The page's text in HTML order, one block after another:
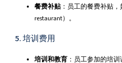
餐费补贴：员工的餐费补贴，
restaurant）。
5. 培训费用
培训和教育：员工参加的培